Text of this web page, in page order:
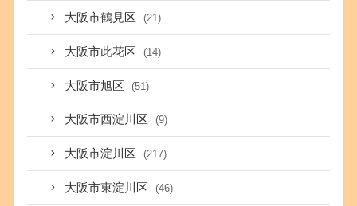
大阪市鶴見区 (21)
大阪市此花区 (14)
大阪市旭区 (51)
大阪市西淀川区 (9)
大阪市淀川区 (217)
大阪市東淀川区 (46)